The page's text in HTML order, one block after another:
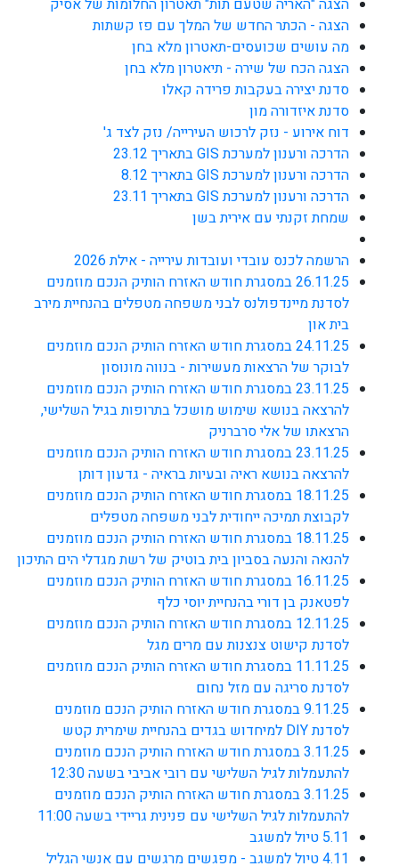
הצגה "האריה שטעם תות" תאטרון החלומות של אסיק
הצגה - הכתר החדש של המלך עם פז קשתות
מה עושים שכועסים-תאטרון מלא בחן
הצגה הכח של שירה - תיאטרון מלא בחן
סדנת יצירה בעקבות פרידה קאלו
סדנת איזדורה מון
דוח אירוע - נזק לרכוש העירייה/ נזק לצד ג'
הדרכה ורענון למערכת GIS בתאריך 23.12
הדרכה ורענון למערכת GIS בתאריך 8.12
הדרכה ורענון למערכת GIS בתאריך 23.11
שמחת זקנתי עם אירית בשן
הרשמה לכנס עובדי ועובדות עירייה - אילת 2026
26.11.25 במסגרת חודש האזרח הותיק הנכם מוזמנים
לסדנת מיינדפולנס לבני משפחה מטפלים בהנחיית מירב
בית און
24.11.25 במסגרת חודש האזרח הותיק הנכם מוזמנים
לבוקר של הרצאות מעשירות - בנווה מונוסון
23.11.25 במסגרת חודש האזרח הותיק הנכם מוזמנים
להרצאה בנושא שימוש מושכל בתרופות בגיל השלישי,
הרצאתו של אלי סרברניק
23.11.25 במסגרת חודש האזרח הותיק הנכם מוזמנים
להרצאה בנושא ראיה ובעיות בראיה - גדעון דותן
18.11.25 במסגרת חודש האזרח הותיק הנכם מוזמנים
לקבוצת תמיכה ייחודית לבני משפחה מטפלים
18.11.25 במסגרת חודש האזרח הותיק הנכם מוזמנים
להנאה והנעה בסביון בית בוטיק של רשת מגדלי הים התיכון
16.11.25 במסגרת חודש האזרח הותיק הנכם מוזמנים
לפטאנק בן דורי בהנחיית יוסי כלף
12.11.25 במסגרת חודש האזרח הותיק הנכם מוזמנים
לסדנת קישוט צנצנות עם מרים מגל
11.11.25 במסגרת חודש האזרח הותיק הנכם מוזמנים
לסדנת סריגה עם מזל נחום
9.11.25 במסגרת חודש האזרח הותיק הנכם מוזמנים
לסדנת DIY למיחדוש בגדים בהנחיית שימרית קטש
3.11.25 במסגרת חודש האזרח הותיק הנכם מוזמנים
להתעמלות לגיל השלישי עם רובי אביבי בשעה 12:30
3.11.25 במסגרת חודש האזרח הותיק הנכם מוזמנים
להתעמלות לגיל השלישי עם פנינית גריידי בשעה 11:00
5.11 טיול למשגב
4.11 טיול למשגב - מפגשים מרגשים עם אנשי הגליל